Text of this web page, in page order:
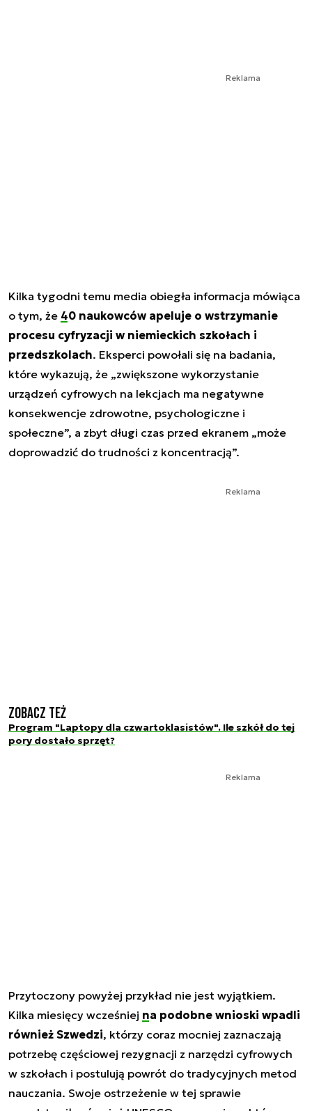
Reklama
Kilka tygodni temu media obiegła informacja mówiąca
o tym, że 40 naukowców apeluje o wstrzymanie
procesu cyfryzacji w niemieckich szkołach i
przedszkolach. Eksperci powołali się na badania,
które wykazują, że „zwiększone wykorzystanie
urządzeń cyfrowych na lekcjach ma negatywne
konsekwencje zdrowotne, psychologiczne i
społeczne”, a zbyt długi czas przed ekranem „może
doprowadzić do trudności z koncentracją”.
Reklama
Zobacz też
Program "Laptopy dla czwartoklasistów". Ile szkół do tej
pory dostało sprzęt?
Reklama
Przytoczony powyżej przykład nie jest wyjątkiem.
Kilka miesięcy wcześniej na podobne wnioski wpadli
również Szwedzi, którzy coraz mocniej zaznaczają
potrzebę częściowej rezygnacji z narzędzi cyfrowych
w szkołach i postulują powrót do tradycyjnych metod
nauczania. Swoje ostrzeżenie w tej sprawie